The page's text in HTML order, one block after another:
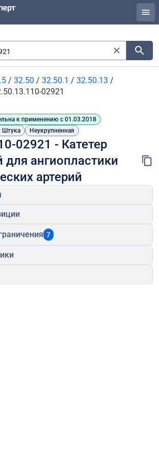
/ 32.50 / 32.50.1 / 32.50.13 /
02921
к применению с 01.03.2018
Штука
Неукрупненная
02921 - Катетер
ангиопластики
артерий
7